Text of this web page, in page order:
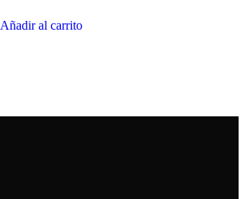
Añadir al carrito